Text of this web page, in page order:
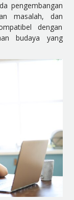
pengembangan
masalah, dan
dengan
budaya yang